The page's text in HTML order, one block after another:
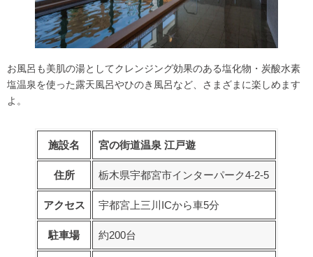
お風呂も美肌の湯としてクレンジング効果のある塩化物・炭酸水素
塩温泉を使った露天風呂やひのき風呂など、さまざまに楽しめます
よ。
施設名 宮の街道温泉 江戸遊
住所 栃木県宇都宮市インターパーク4-2-5
アクセス 宇都宮上三川ICから車5分
駐車場 約200台